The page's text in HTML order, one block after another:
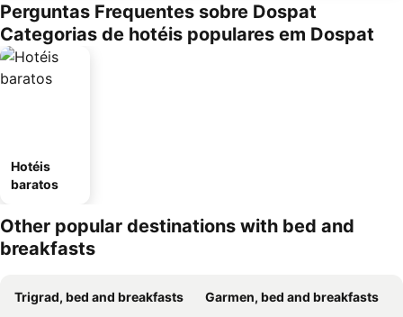
Perguntas Frequentes sobre Dospat
Categorias de hotéis populares em Dospat
Hotéis
baratos
Other popular destinations with bed and
breakfasts
Trigrad, bed and breakfasts
Garmen, bed and breakfasts